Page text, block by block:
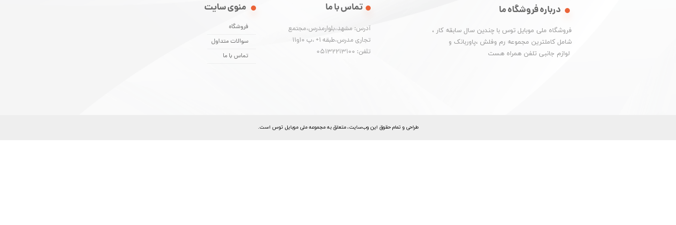
​طراحی و تمام حقوق اين وب‌سايت، متعلق به مجموعه ملی موبایل توس است.
درباره فروشگاه ما
​فروشگاه ملی موبایل توس با چندین سال سابقه کار ،
شامل کاملترین مجموعه رم وفلش ،پاوربانک و
​​​​​​​ لوازم جانبی تلفن همراه هست
منوی سایت
فروشگاه
سوالات متداول
تماس با ما
تماس با ما
آدرس: مشهد،بلوارمدرس،مجتمع
تجاری مدرس،طبقه 1+ ،پ 10و11
تلفن: 05132213100